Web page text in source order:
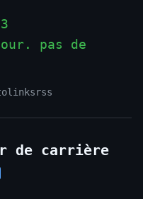
pas de
linksrss
de carrière